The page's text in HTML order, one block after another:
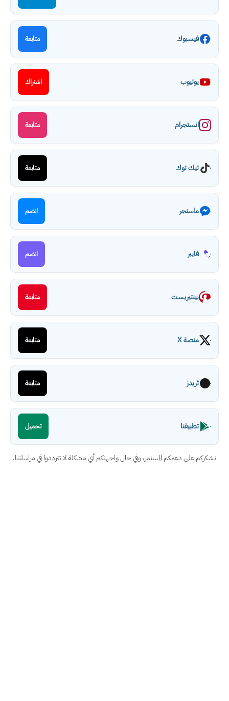
فيسبوك متابعة
يوتيوب اشتراك
انستجرام متابعة
تيك توك متابعة
ماسنجر انضم
فايبر انضم
بينتيريست متابعة
منصة X متابعة
ثريدز متابعة
تطبيقنا تحميل
نشكركم على دعمكم المستمر، وفي حال واجهتكم أي مشكلة لا تترددوا في مراسلتنا.